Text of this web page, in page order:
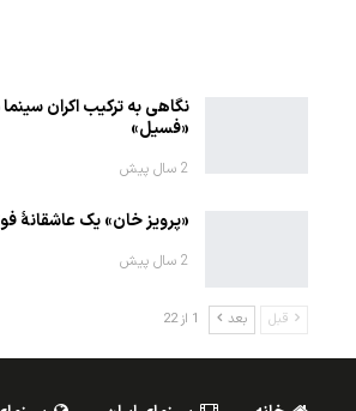
نگاهی به ترکیب اکران
«فسیل»
2 سال پیش
«پرویز خان» یک عاشقانهٔ
2 سال پیش
قبل بعد 1 از 22